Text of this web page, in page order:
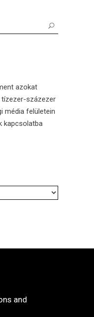
azokat
tízezer-százezer
média felületein
kapcsolatba
and